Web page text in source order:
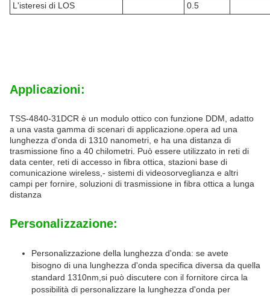
L'isteresi di LOS
0.5
Applicazioni:
TSS-4840-31DCR è un modulo ottico con funzione DDM, adatto
a una vasta gamma di scenari di applicazione.opera ad una
lunghezza d'onda di 1310 nanometri, e ha una distanza di
trasmissione fino a 40 chilometri. Può essere utilizzato in reti di
data center, reti di accesso in fibra ottica, stazioni base di
comunicazione wireless,- sistemi di videosorveglianza e altri
campi per fornire, soluzioni di trasmissione in fibra ottica a lunga
distanza
Personalizzazione:
Personalizzazione della lunghezza d'onda: se avete
bisogno di una lunghezza d'onda specifica diversa da quella
standard 1310nm,si può discutere con il fornitore circa la
possibilità di personalizzare la lunghezza d'onda per